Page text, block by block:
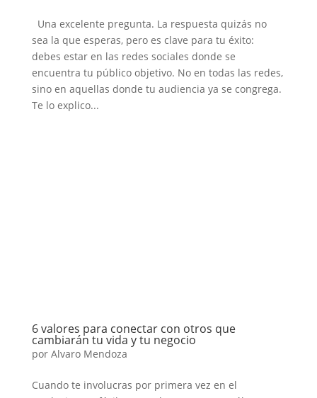
Una excelente pregunta. La respuesta quizás no
sea la que esperas, pero es clave para tu éxito:
debes estar en las redes sociales donde se
encuentra tu público objetivo. No en todas las redes,
sino en aquellas donde tu audiencia ya se congrega.
Te lo explico...
6 valores para conectar con otros que
cambiarán tu vida y tu negocio
por Alvaro Mendoza
Cuando te involucras por primera vez en el